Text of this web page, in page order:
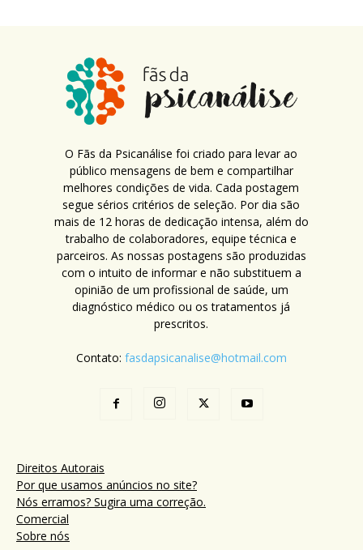
O Fãs da Psicanálise foi criado para levar ao
público mensagens de bem e compartilhar
melhores condições de vida. Cada postagem
segue sérios critérios de seleção. Por dia são
mais de 12 horas de dedicação intensa, além do
trabalho de colaboradores, equipe técnica e
parceiros. As nossas postagens são produzidas
com o intuito de informar e não substituem a
opinião de um profissional de saúde, um
diagnóstico médico ou os tratamentos já
prescritos.
Contato: fasdapsicanalise@hotmail.com
Direitos Autorais
Por que usamos anúncios no site?
Nós erramos? Sugira uma correção.
Comercial
Sobre nós